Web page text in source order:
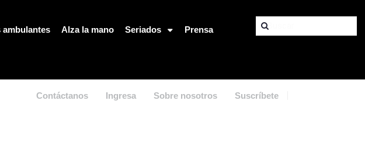
ambulantes Alza la mano Seriados Prensa
Contáctanos Ingresa Sobre nosotros Suscríbete